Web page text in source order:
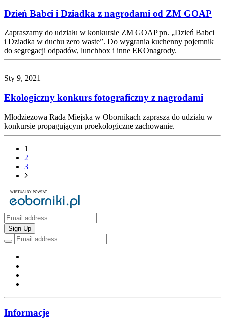
Dzień Babci i Dziadka z nagrodami od ZM GOAP
Zapraszamy do udziału w konkursie ZM GOAP pn. „Dzień Babci
i Dziadka w duchu zero waste”. Do wygrania kuchenny pojemnik
do segregacji odpadów, lunchbox i inne EKOnagrody.
Sty 9, 2021
Ekologiczny konkurs fotograficzny z nagrodami
Młodziezowa Rada Miejska w Obornikach zaprasza do udziału w
konkursie propagującym proekologiczne zachowanie.
1
2
3
Sign Up
Informacje